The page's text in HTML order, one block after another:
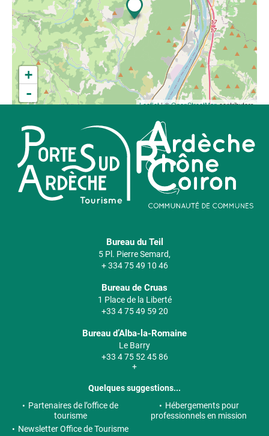
+
-
Leaflet| ©OpenStreetMapcontributors
Bureau du Teil
5 Pl. Pierre Semard,
+ 334 75 49 10 46
Bureau de Cruas
1 Place de la Liberté
+33 4 75 49 59 20
Bureau d’Alba-la-Romaine
Le Barry
+33 4 75 52 45 86
+
Quelques suggestions...
Partenaires de l’office de
tourisme
Hébergements pour
professionnels en mission
Newsletter Office de Tourisme